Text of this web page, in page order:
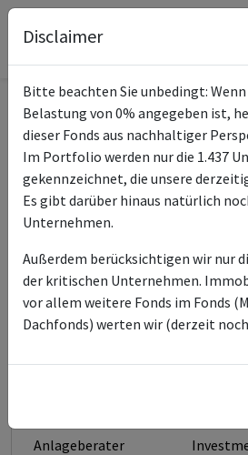
Informationen zum Fonds
Name LBBW
ISIN des Fonds
Anteilsklassen
Typ des Fonds Aktien
Fondsmanagement
Anlageberater
Disclaimer
Bitte beachten Sie unbedingt:
Belastung von 0% angegeben ist,
dieser Fonds aus nachhaltiger
Im Portfolio werden nur die 1.437
gekennzeichnet, die unsere
Es gibt darüber hinaus natürlich
Unternehmen.
Außerdem berücksichtigen wir nur
der kritischen Unternehmen.
vor allem weitere Fonds im Fonds
Dachfonds) werten wir (derzeit